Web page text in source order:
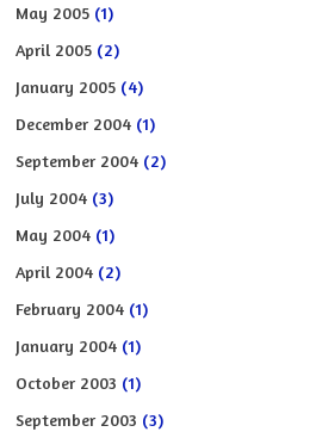
May 2005 (1)
April 2005 (2)
January 2005 (4)
December 2004 (1)
September 2004 (2)
July 2004 (3)
May 2004 (1)
April 2004 (2)
February 2004 (1)
January 2004 (1)
October 2003 (1)
September 2003 (3)